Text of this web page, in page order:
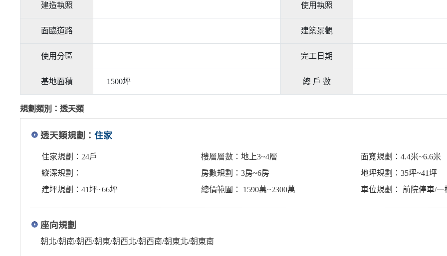
建造執照 使用執照
面臨道路 建築景觀
使用分區 完工日期
基地面積 1500坪 總 戶 數
規劃類別：透天類
透天類規劃： 住家
住家規劃：24戶 樓層層數：地上3~4層
面寬規劃：4.4米~6.6米
縱深規劃：
房數規劃：3房~6房
地坪規劃：35坪~41坪
建坪規劃：41坪~66坪
總價範圍： 1590萬~2300萬 車位規劃： 前院停車/一
座向規劃
朝北/朝南/朝西/朝東/朝西北/朝西南/朝東北/朝東南